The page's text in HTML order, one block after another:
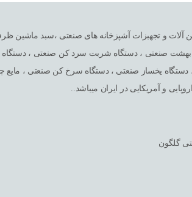
در امر واردات ماشین آلات و تجهبزات آشپزخانه های
بهشت صنعتی ، دستگاه شربت سرد کن صنعتی ،
یخساز صنعتی ، دستگاه سرخ کن صنعتی ، مایع
و آمریکایی در ایران میباشد..